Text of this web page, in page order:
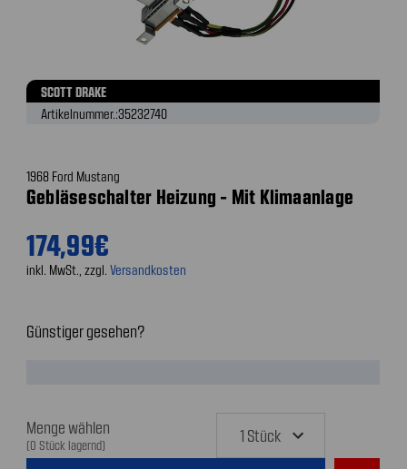
SCOTT DRAKE
Artikelnummer.:35232740
1968 Ford Mustang
Gebläseschalter Heizung - Mit Klimaanlage
174,99€
inkl. MwSt., zzgl. Versandkosten
Günstiger gesehen?
Menge wählen
(0 Stück lagernd)